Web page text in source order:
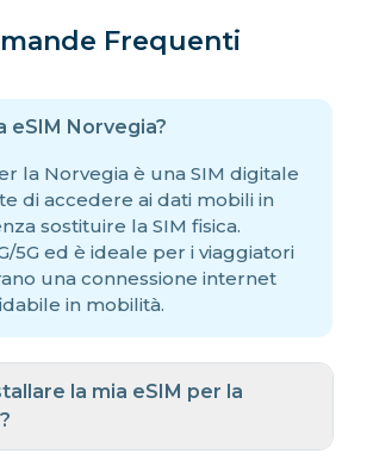
Frequenti
eSIM Norvegia?
la Norvegia è una SIM digitale
di accedere ai dati mobili in
sostituire la SIM fisica.
5G ed è ideale per i viaggiatori
una connessione internet
in mobilità.
la mia eSIM per la